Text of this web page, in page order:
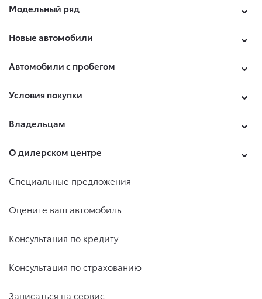
Модельный ряд
Новые автомобили
Автомобили с пробегом
Условия покупки
Владельцам
О дилерском центре
Специальные предложения
Оцените ваш автомобиль
Консультация по кредиту
Консультация по страхованию
Записаться на сервис